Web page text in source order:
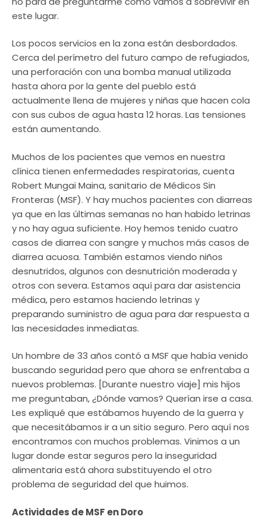
este lugar.
Los pocos servicios en la zona están desbordados.
Cerca del perímetro del futuro campo de refugiados,
una perforación con una bomba manual utilizada
hasta ahora por la gente del pueblo está
actualmente llena de mujeres y niñas que hacen cola
con sus cubos de agua hasta 12 horas. Las tensiones
están aumentando.
Muchos de los pacientes que vemos en nuestra
clínica tienen enfermedades respiratorias, cuenta
Robert Mungai Maina, sanitario de Médicos Sin
Fronteras (MSF). Y hay muchos pacientes con diarreas
ya que en las últimas semanas no han habido letrinas
y no hay agua suficiente. Hoy hemos tenido cuatro
casos de diarrea con sangre y muchos más casos de
diarrea acuosa. También estamos viendo niños
desnutridos, algunos con desnutrición moderada y
otros con severa. Estamos aquí para dar asistencia
médica, pero estamos haciendo letrinas y
preparando suministro de agua para dar respuesta a
las necesidades inmediatas.
Un hombre de 33 años contó a MSF que había venido
buscando seguridad pero que ahora se enfrentaba a
nuevos problemas. [Durante nuestro viaje] mis hijos
me preguntaban, ¿Dónde vamos? Querían irse a casa.
Les expliqué que estábamos huyendo de la guerra y
que necesitábamos ir a un sitio seguro. Pero aquí nos
encontramos con muchos problemas. Vinimos a un
lugar donde estar seguros pero la inseguridad
alimentaria está ahora substituyendo el otro
problema de seguridad del que huimos.
Actividades de MSF en Doro